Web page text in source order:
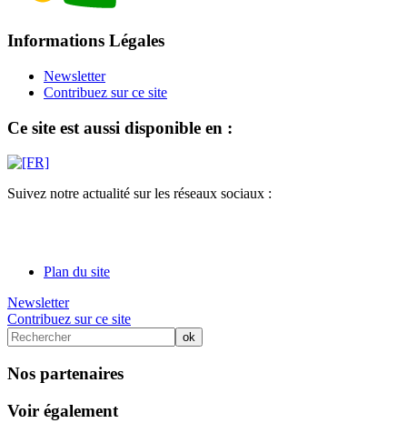
Informations Légales
Newsletter
Contribuez sur ce site
Ce site est aussi disponible en :
Suivez notre actualité sur les réseaux sociaux :
Plan du site
Newsletter
Contribuez sur ce site
Nos partenaires
Voir également